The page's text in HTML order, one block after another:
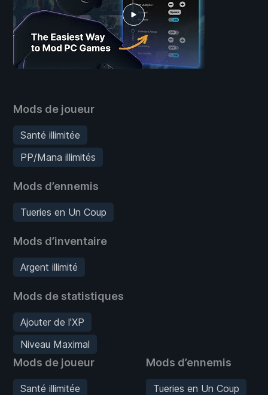
Mods de joueur
Santé illimitée
PP/Mana illimités
Mods d’ennemis
Tueries en Un Coup
Mods d’inventaire
Argent illimité
Mods de statistiques
Ajouter de l'XP
Niveau Maximal
Mods de joueur
Santé illimitée
Mods d’ennemis
Tueries en Un Coup